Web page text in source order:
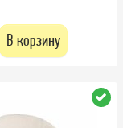
В корзину